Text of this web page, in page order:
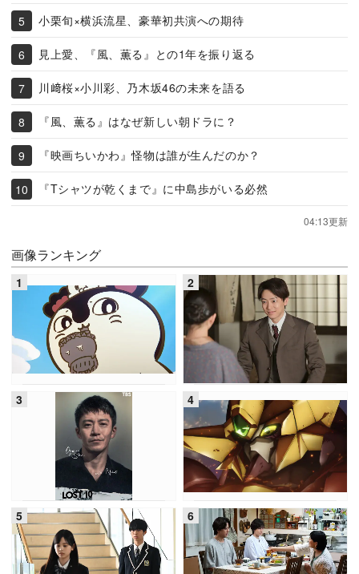
小栗旬×横浜流星、豪華初共演への期待
見上愛、『風、薫る』との1年を振り返る
川﨑桜×小川彩、乃木坂46の未来を語る
『風、薫る』はなぜ新しい朝ドラに？
『映画ちいかわ』怪物は誰が生んだのか？
『Tシャツが乾くまで』に中島歩がいる必然
04:13更新
画像ランキング